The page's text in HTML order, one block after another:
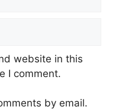
website in this
I comment.
by email.